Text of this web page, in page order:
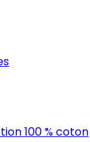
100 % coton